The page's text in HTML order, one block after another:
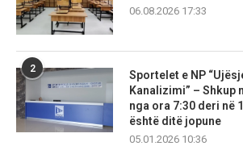
06.08.2026 17:33
2
Sportelet e NP
Kanalizimi” – Shkup
nga ora 7:30 deri në
është ditë jopune
05.01.2026 10:36